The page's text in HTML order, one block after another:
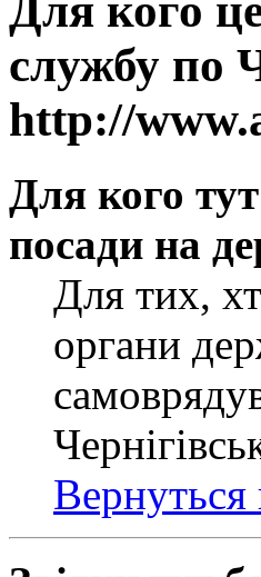
службу по
http://
Для кого
посади на
Для тих,
органи
Вернуться